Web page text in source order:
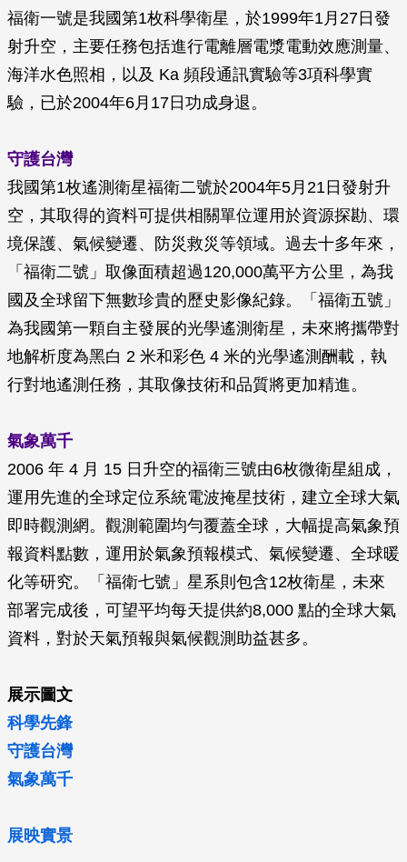
福衛一號是我國第1枚科學衛星，於1999年1月27日發
射升空，主要任務包括進行電離層電漿電動效應測量、
海洋水色照相，以及 Ka 頻段通訊實驗等3項科學實
驗，已於2004年6月17日功成身退。
守護台灣
我國第1枚遙測衛星福衛二號於2004年5月21日發射升
空，其取得的資料可提供相關單位運用於資源探勘、環
境保護、氣候變遷、防災救災等領域。過去十多年來，
「福衛二號」取像面積超過120,000萬平方公里，為我
國及全球留下無數珍貴的歷史影像紀錄。「福衛五號」
為我國第一顆自主發展的光學遙測衛星，未來將攜帶對
地解析度為黑白 2 米和彩色 4 米的光學遙測酬載，執
行對地遙測任務，其取像技術和品質將更加精進。
氣象萬千
2006 年 4 月 15 日升空的福衛三號由6枚微衛星組成，
運用先進的全球定位系統電波掩星技術，建立全球大氣
即時觀測網。觀測範圍均勻覆蓋全球，大幅提高氣象預
報資料點數，運用於氣象預報模式、氣候變遷、全球暖
化等研究。「福衛七號」星系則包含12枚衛星，未來
部署完成後，可望平均每天提供約8,000 點的全球大氣
資料，對於天氣預報與氣候觀測助益甚多。
展示圖文
科學先鋒
守護台灣
氣象萬千
展映實景